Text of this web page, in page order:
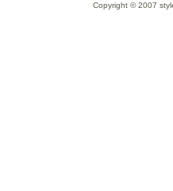
Copyright © 2007